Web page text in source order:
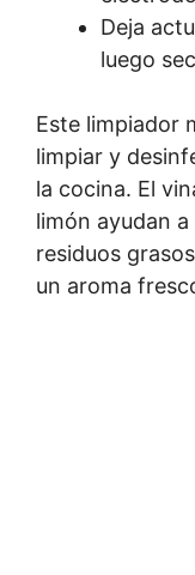
Deja
luego
Este limpiador
limpiar y
la cocina. El
limón ayudan
residuos
un aroma